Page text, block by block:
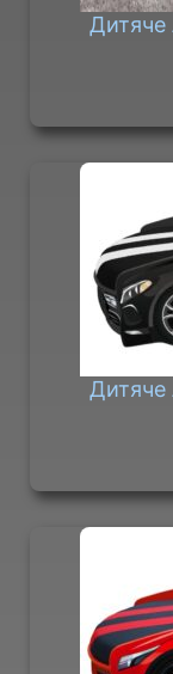
Дитяче
Дитяче